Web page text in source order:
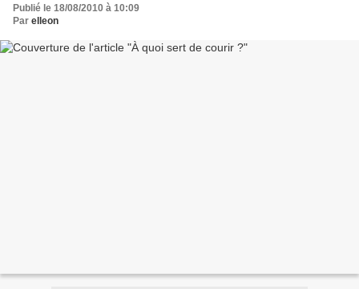
Publié le 18/08/2010 à 10:09
Par elleon